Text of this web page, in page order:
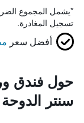
*يشمل المجموع
تسجيل المغادرة.
أفضل سعر
حول فندق
سنتر الدوحة